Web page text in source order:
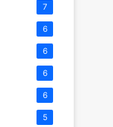
7
6
6
6
6
5